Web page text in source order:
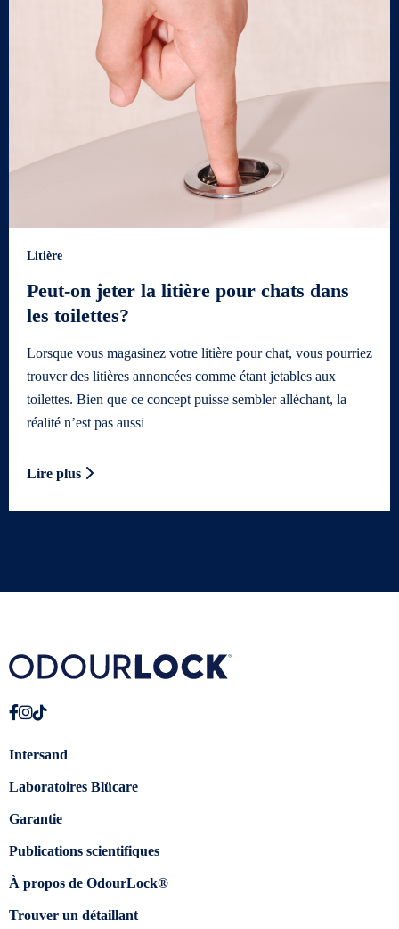
Litière
Peut-on jeter la litière pour chats dans
les toilettes?
Lorsque vous magasinez votre litière pour chat, vous pourriez
trouver des litières annoncées comme étant jetables aux
toilettes. Bien que ce concept puisse sembler alléchant, la
réalité n’est pas aussi
Lire plus
Intersand
Laboratoires Blücare
Garantie
Publications scientifiques
À propos de OdourLock®
Trouver un détaillant